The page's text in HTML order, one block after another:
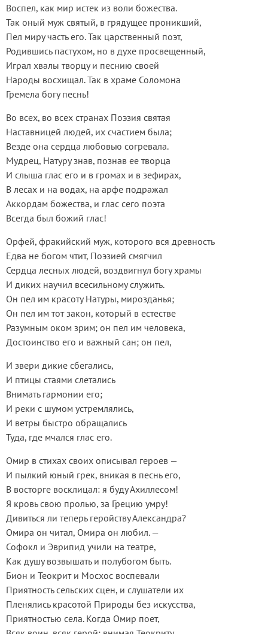
Воспел, как мир истек из воли божества.
Так оный муж святый, в грядущее проникший,
Пел миру часть его. Так царственный поэт,
Родившись пастухом, но в духе просвещенный,
Играл хвалы творцу и песнию своей
Народы восхищал. Так в храме Соломона
Гремела богу песнь!
Во всех, во всех странах Поэзия святая
Наставницей людей, их счастием была;
Везде она сердца любовью согревала.
Мудрец, Натуру знав, познав ее творца
И слыша глас его и в громах и в зефирах,
В лесах и на водах, на арфе подражал
Аккордам божества, и глас сего поэта
Всегда был божий глас!
Орфей, фракийский муж, которого вся древность
Едва не богом чтит, Поэзией смягчил
Сердца лесных людей, воздвигнул богу храмы
И диких научил всесильному служить.
Он пел им красоту Натуры, мирозданья;
Он пел им тот закон, который в естестве
Разумным оком зрим; он пел им человека,
Достоинство его и важный сан; он пел,
И звери дикие сбегались,
И птицы стаями слетались
Внимать гармонии его;
И реки с шумом устремлялись,
И ветры быстро обращались
Туда, где мчался глас его.
Омир в стихах своих описывал героев —
И пылкий юный грек, вникая в песнь его,
В восторге восклицал: я буду Ахиллесом!
Я кровь свою пролью, за Грецию умру!
Дивиться ли теперь геройству Александра?
Омира он читал, Омира он любил. —
Софокл и Эврипид учили на театре,
Как душу возвышать и полубогом быть.
Бион и Теокрит и Мосхос воспевали
Приятность сельских сцен, и слушатели их
Пленялись красотой Природы без искусства,
Приятностью села. Когда Омир поет,